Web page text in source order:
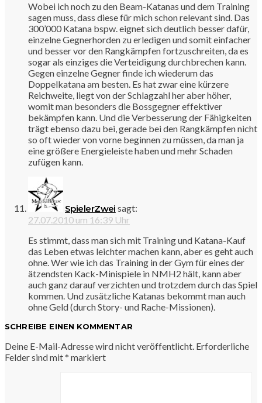
Wobei ich noch zu den Beam-Katanas und dem Training
sagen muss, dass diese für mich schon relevant sind. Das
300’000 Katana bspw. eignet sich deutlich besser dafür,
einzelne Gegnerhorden zu erledigen und somit einfacher
und besser vor den Rangkämpfen fortzuschreiten, da es
sogar als einziges die Verteidigung durchbrechen kann.
Gegen einzelne Gegner finde ich wiederum das
Doppelkatana am besten. Es hat zwar eine kürzere
Reichweite, liegt von der Schlagzahl her aber höher,
womit man besonders die Bossgegner effektiver
bekämpfen kann. Und die Verbesserung der Fähigkeiten
trägt ebenso dazu bei, gerade bei den Rangkämpfen nicht
so oft wieder von vorne beginnen zu müssen, da man ja
eine größere Energieleiste haben und mehr Schaden
zufügen kann.
SpielerZwei sagt:
27.07.2010 um 16:39 Uhr
Es stimmt, dass man sich mit Training und Katana-Kauf
das Leben etwas leichter machen kann, aber es geht auch
ohne. Wer wie ich das Training in der Gym für eines der
ätzendsten Kack-Minispiele in NMH2 hält, kann aber
auch ganz darauf verzichten und trotzdem durch das Spiel
kommen. Und zusätzliche Katanas bekommt man auch
ohne Geld (durch Story- und Rache-Missionen).
SCHREIBE EINEN KOMMENTAR
Deine E-Mail-Adresse wird nicht veröffentlicht. Erforderliche
Felder sind mit* markiert